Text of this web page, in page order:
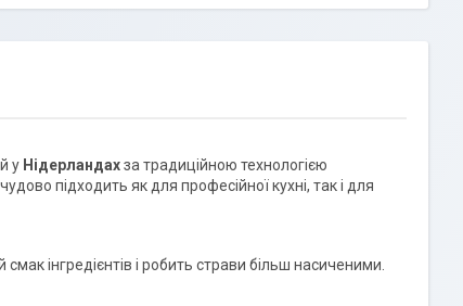
у Нідерландахза традиційною технологією
підходить як для професійної кухні, так і для
інгредієнтів і робить страви більш насиченими.